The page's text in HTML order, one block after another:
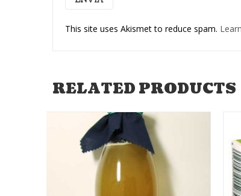
This site uses Akismet to reduce spam.
RELATED PRODUCTS